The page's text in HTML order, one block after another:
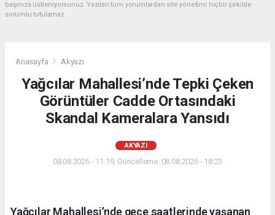
başınıza üstleniyorsunuz. Yazılan tüm yorumlardan site yönetimi hiçbir şekilde
sorumlu tutulamaz.
Anasayfa Akyazı
Yağcılar Mahallesi’nde Tepki Çeken
Görüntüler Cadde Ortasındaki
Skandal Kameralara Yansıdı
AKYAZI
08.08.2026 - 11:19, Güncelleme: 08.08.2026 - 18:23
Yağcılar Mahallesi’nde gece saatlerinde yaşanan